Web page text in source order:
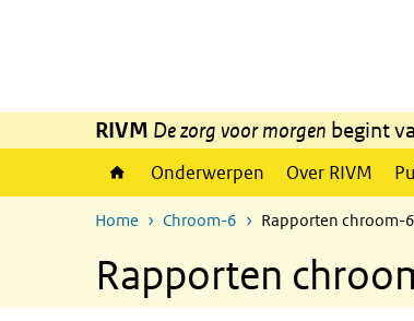
RIVM De zorg voor morgen begint
Onderwerpen Over RIVM
Home Chroom-6 Rapporten chroom-
Rapporten